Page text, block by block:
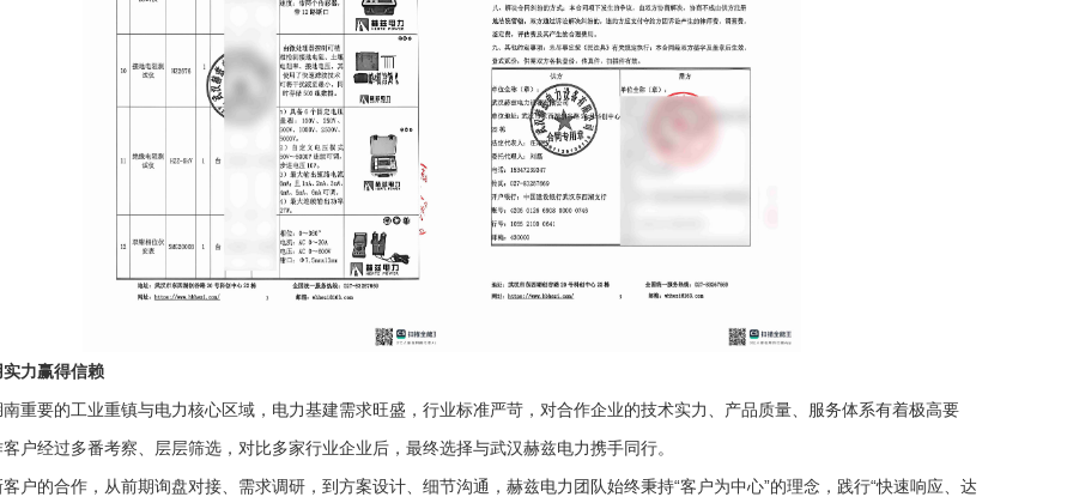
力赢得信赖
重要的工业重镇与电力核心区域，电力基建需求旺盛，行业标准严苛，对合作企业的技术实力、产品质量、服务体系有着极高要
户经过多番考察、层层筛选，对比多家行业企业后，最终选择与武汉赫兹电力携手同行。
户的合作，从前期询盘对接、需求调研，到方案设计、细节沟通，赫兹电力团队始终秉持“客户为中心”的理念，践行“快速响应、达